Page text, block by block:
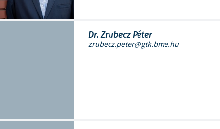
Dr. Zrubecz Péter
zrubecz.peter@gtk.bme.hu